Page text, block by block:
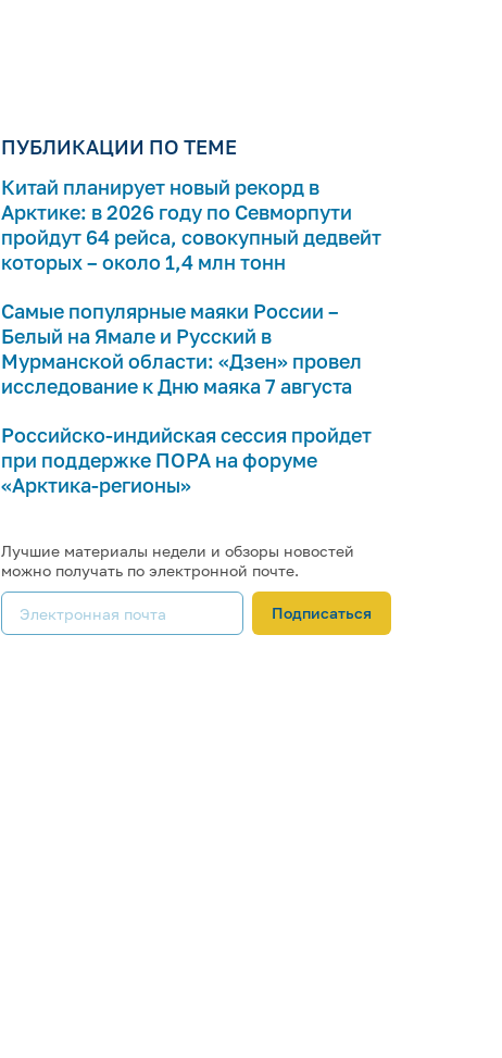
ПУБЛИКАЦИИ ПО ТЕМЕ
Китай планирует новый рекорд в
Арктике: в 2026 году по Севморпути
пройдут 64 рейса, совокупный дедвейт
которых – около 1,4 млн тонн
Самые популярные маяки России –
Белый на Ямале и Русский в
Мурманской области: «Дзен» провел
исследование к Дню маяка 7 августа
Российско-индийская сессия пройдет
при поддержке ПОРА на форуме
«Арктика-регионы»
Лучшие материалы недели и обзоры новостей
можно получать по электронной почте.
Подписаться